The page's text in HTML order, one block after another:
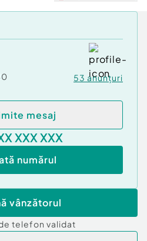
53 anunțuri
mesaj
XXX XXX
numărul
vânzătorul
telefon validat